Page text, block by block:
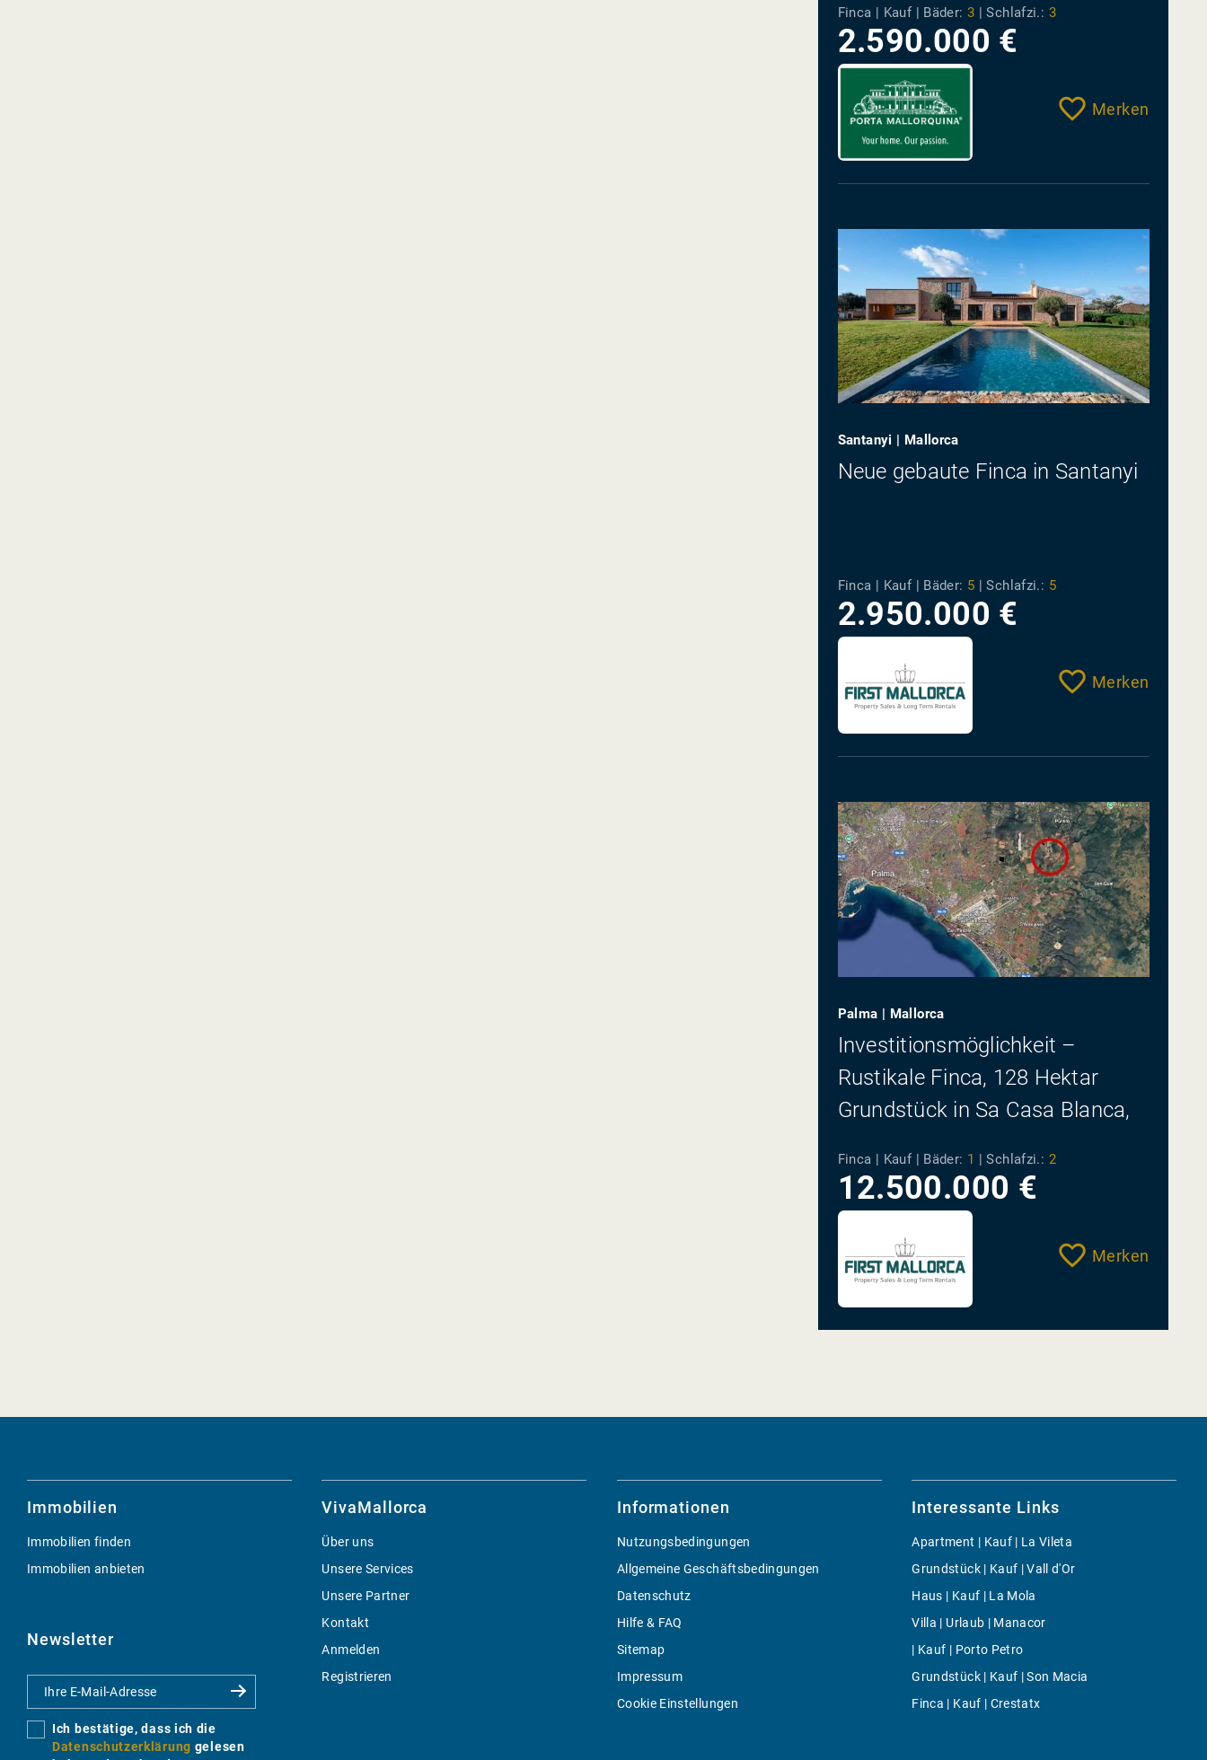
Finca | Kauf | Bäder: 3 |Schlafzi.: 3
2.590.000 €
Merken
Santanyi | Mallorca
Neue gebaute Finca in Santanyi
Finca | Kauf | Bäder: 5 |Schlafzi.: 5
2.950.000 €
Merken
Palma | Mallorca
Investitionsmöglichkeit –
Rustikale Finca, 128 Hektar
Grundstück in Sa Casa Blanca,
Finca | Kauf | Bäder: 1 |Schlafzi.: 2
12.500.000 €
Merken
Immobilien
Immobilien finden
Immobilien anbieten
Newsletter
Ich bestätige, dass ich die
Datenschutzerklärung gelesen
VivaMallorca
Über uns
Unsere Services
Unsere Partner
Kontakt
Anmelden
Registrieren
Informationen
Nutzungsbedingungen
Allgemeine Geschäftsbedingungen
Datenschutz
Hilfe & FAQ
Sitemap
Impressum
Cookie Einstellungen
Interessante Links
Apartment | Kauf | La Vileta
Grundstück | Kauf | Vall d'Or
Haus | Kauf | La Mola
Villa | Urlaub | Manacor
| Kauf | Porto Petro
Grundstück | Kauf | Son Macia
Finca | Kauf | Crestatx